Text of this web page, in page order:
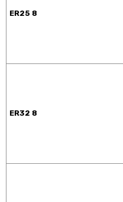
ER25 8
ER32 8